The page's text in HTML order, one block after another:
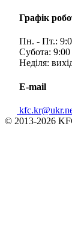
Графік
Пн. - Пт.:
Субота:
Неділя:
E-mail
© 2013-2026